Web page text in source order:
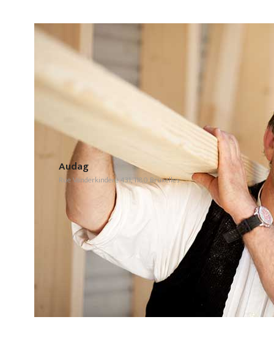
Audag
Rue Vanderkindere 431, 1180 Bruxelles